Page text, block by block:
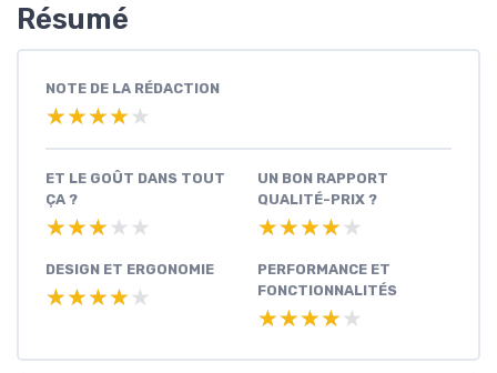
Résumé
NOTE DE LA RÉDACTION
★★★★★
★★★★★
ET LE GOÛT DANS TOUT
ÇA ?
★★★★★
★★★★★
UN BON RAPPORT
QUALITÉ-PRIX ?
★★★★★
★★★★★
DESIGN ET ERGONOMIE
★★★★★
★★★★★
PERFORMANCE ET
FONCTIONNALITÉS
★★★★★
★★★★★